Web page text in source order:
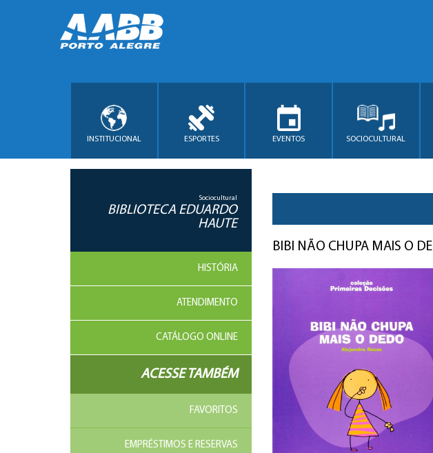
INSTITUCIONAL ESPORTES EVENTOS SOCIOCULTURAL
Sociocultural
BIBLIOTECA EDUARDO
HAUTE
HISTÓRIA
ATENDIMENTO
CATÁLOGO ONLINE
ACESSE TAMBÉM
FAVORITOS
EMPRÉSTIMOS E RESERVAS
BIBI NÃO CHUPA MAIS O